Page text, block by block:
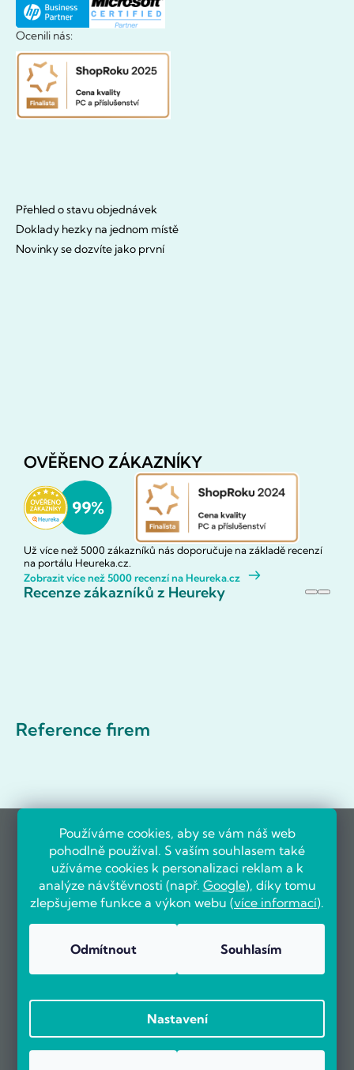
Používáme cookies, aby se vám náš web
pohodlně používal. S vaším souhlasem také
užíváme cookies k personalizaci reklam a k
analýze návštěvnosti (např. Google), díky tomu
zlepšujeme funkce a výkon webu (více informací).
Odmítnout Souhlasím
Nastavení
Ocenili nás:
Přehled o stavu objednávek
Doklady hezky na jednom místě
Novinky se dozvíte jako první
OVĚŘENO ZÁKAZNÍKY
Už více než 5000 zákazníků nás doporučuje na základě recenzí
na portálu Heureka.cz.
Zobrazit více než 5000 recenzí na Heureka.cz
Recenze zákazníků z Heureky
Reference firem